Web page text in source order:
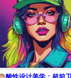
酸性设计美学：超前